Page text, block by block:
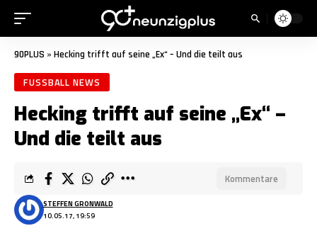
90PLUS » Hecking trifft auf seine „Ex“ – Und die teilt aus
FUSSBALL NEWS
Hecking trifft auf seine „Ex“ –
Und die teilt aus
10.05.17, 19:59
STEFFEN GRONWALD
Kommentare